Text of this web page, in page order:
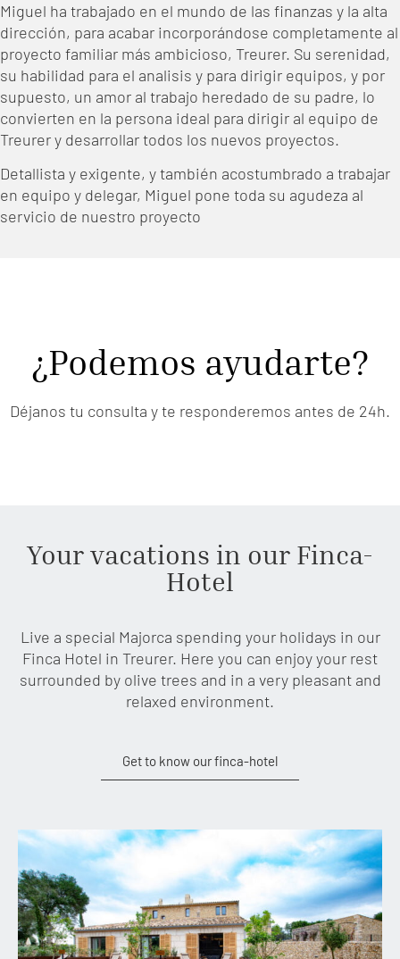
Miguel ha trabajado en el mundo de las finanzas y la alta
dirección, para acabar incorporándose completamente al
proyecto familiar más ambicioso, Treurer. Su serenidad,
su habilidad para el analisis y para dirigir equipos, y por
supuesto, un amor al trabajo heredado de su padre, lo
convierten en la persona ideal para dirigir al equipo de
Treurer y desarrollar todos los nuevos proyectos.
Detallista y exigente, y también acostumbrado a trabajar
en equipo y delegar, Miguel pone toda su agudeza al
servicio de nuestro proyecto
¿Podemos ayudarte?
Déjanos tu consulta y te responderemos antes de 24h.
Your vacations in our Finca-
Hotel
Live a special Majorca spending your holidays in our
Finca Hotel in Treurer. Here you can enjoy your rest
surrounded by olive trees and in a very pleasant and
relaxed environment.
Get to know our finca-hotel